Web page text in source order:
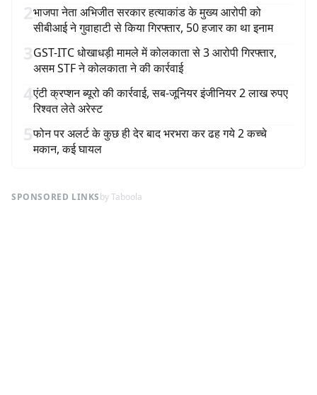
2भाजपा नेता अभिजीत सरकार हत्याकांड के मुख्य आरोपी को
सीबीआई ने गुवाहाटी से किया गिरफ्तार, 50 हजार का था इनाम
3GST-ITC धोखाधड़ी मामले में कोलकाता से 3 आरोपी गिरफ्तार,
असम STF ने कोलकाता ने की कार्रवाई
4एंटी क्रप्शन ब्यूरो की कार्रवाई, सब-जूनियर इंजीनियर 2 लाख रुपए
रिश्वत लेते अरेस्ट
5फोन पर अलर्ट के कुछ ही देर बाद भरभरा कर ढह गये 2 कच्चे
मकान, कई घायल
SPONSORED LINKSby Taboola